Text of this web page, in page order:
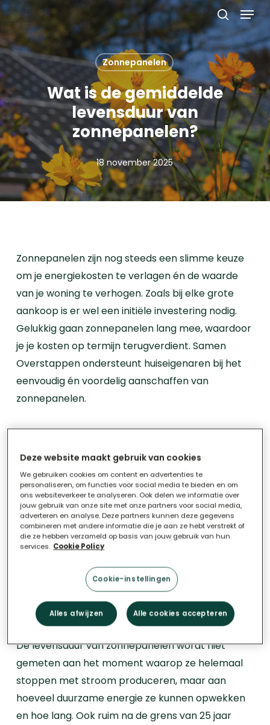
Skip
main
content
search
Menu
Zonnepanelen
Wat is de gemiddelde
levensduur van
zonnepanelen?
18 november 2025
Zonnepanelen zijn nog steeds een slimme keuze
om je energiekosten te verlagen én de waarde
van je woning te verhogen. Zoals bij elke grote
aankoop is er wel een initiële investering nodig.
Gelukkig gaan zonnepanelen lang mee, waardoor
je je kosten op termijn terugverdient. Samen
Overstappen ondersteunt huiseigenaren bij het
eenvoudig én voordelig aanschaffen van
zonnepanelen.
levensduur van een zonnepaneel?
Zoals eerder vermeld, zijn zonnepanelen gemaakt
om lang mee te gaan. Vaak zelfs langer dan de
meeste andere systemen in je woning, zoals je
verwarmingsinstallatie, boiler, koelkast of zelfs je
dak!Degemiddelde levensduurvan
kunnen zelfs nog langer meegaan. Zonnepanelen
wekken doorgaans zo’n dertig jaar lang
elektriciteit op.
De levensduur van zonnepanelen wordt niet
gemeten aan het moment waarop ze helemaal
stoppen met stroom produceren, maar aan
hoeveel duurzame energie ze kunnen opwekken
en hoe lang. Ook ruim na de grens van 25 jaar
Deze website maakt gebruik van cookies
We gebruiken cookies om content en advertenties te
personaliseren, om functies voor social media te bieden en om
ons websiteverkeer te analyseren. Ook delen we informatie over
jouw gebruik van onze site met onze partners voor social media,
adverteren en analyse. Deze partners kunnen deze gegevens
combineren met andere informatie die je aan ze hebt verstrekt of
die ze hebben verzameld op basis van jouw gebruik van hun
services. Cookie Policy
Cookie-instellingen
Alles afwijzen Alle cookies accepteren